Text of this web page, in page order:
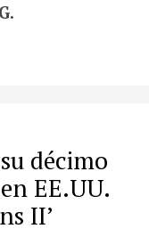
décimo
EE.UU.
II’